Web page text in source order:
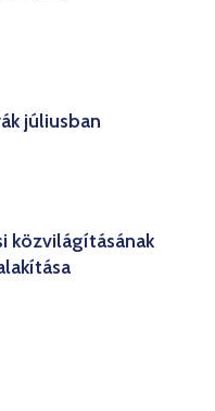
júliusban
közvilágításának